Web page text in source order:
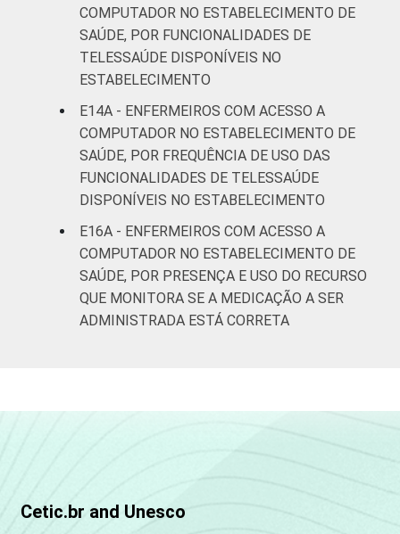
COMPUTADOR NO ESTABELECIMENTO DE
SAÚDE, POR FUNCIONALIDADES DE
TELESSAÚDE DISPONÍVEIS NO
ESTABELECIMENTO
E14A - ENFERMEIROS COM ACESSO A
COMPUTADOR NO ESTABELECIMENTO DE
SAÚDE, POR FREQUÊNCIA DE USO DAS
FUNCIONALIDADES DE TELESSAÚDE
DISPONÍVEIS NO ESTABELECIMENTO
E16A - ENFERMEIROS COM ACESSO A
COMPUTADOR NO ESTABELECIMENTO DE
SAÚDE, POR PRESENÇA E USO DO RECURSO
QUE MONITORA SE A MEDICAÇÃO A SER
ADMINISTRADA ESTÁ CORRETA
Cetic.br and Unesco